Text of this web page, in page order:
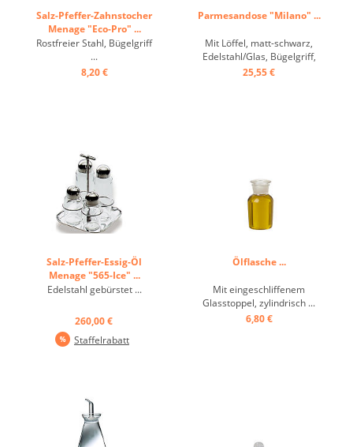
Salz-Pfeffer-Zahnstocher
Menage "Eco-Pro" ...
Rostfreier Stahl, Bügelgriff
...
8,20 €
Parmesandose "Milano" ...
Mit Löffel, matt-schwarz,
Edelstahl/Glas, Bügelgriff,
Glas: 9/5 cm ...
25,55 €
Salz-Pfeffer-Essig-Öl
Menage "565-Ice" ...
Edelstahl gebürstet ...
260,00 €
Staffelrabatt
Ölflasche ...
Mit eingeschliffenem
Glasstoppel, zylindrisch ...
6,80 €